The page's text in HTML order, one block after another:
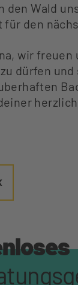
den Wald
für den
wir freuen
dürfen